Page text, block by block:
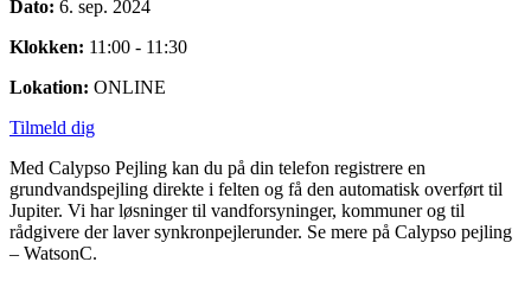
Dato: 6. sep. 2024
Klokken: 11:00 - 11:30
Lokation: ONLINE
Tilmeld dig
Med Calypso Pejling kan du på din telefon registrere en
grundvandspejling direkte i felten og få den automatisk overført til
Jupiter. Vi har løsninger til vandforsyninger, kommuner og til
rådgivere der laver synkronpejlerunder. Se mere på Calypso pejling
– WatsonC.